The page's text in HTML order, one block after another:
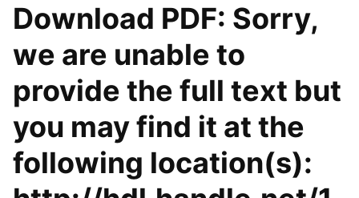
Download PDF: Sorry,
we are unable to
provide the full text but
you may find it at the
following location(s):